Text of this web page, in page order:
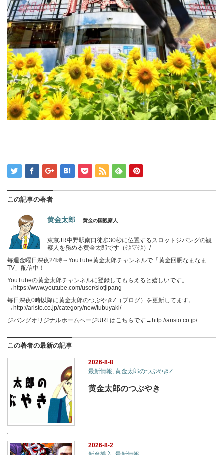
この記事の著者
黄金太郎 黄金の国観察人
東京JR中野駅南口徒歩30秒に位置するスロットジパングの観
察人を務める黄金太郎です（◎▽◎）/
毎週金曜日深夜24時～YouTube黄金太郎チャンネルで「黄金回胴なまなま
TV」配信中！
YouTubeの黄金太郎チャンネルに登録してもらえると嬉しいです。
→https://www.youtube.com/user/slotjipang
毎日深夜0時以降に黄金太郎のつぶやきZ（ブログ）を更新してます。
→http://aristo.co.jp/category/new/tubuyaki/
ジパングオリジナルホームページURLはこちらです→http://aristo.co.jp/
この著者の最新の記事
2026-8-8
最新情報,黄金太郎のつぶやきZ
黄金太郎のつぶやき
2026-8-2